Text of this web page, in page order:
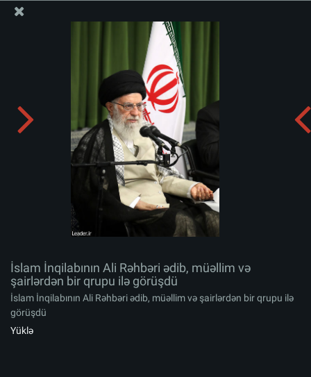
Ali Məqamlı Rəhbərin informasiya bloku
İslam İnqilabının Ali Rəhbəri ədib, müəllim və şairlərdən
bir qrupu ilə görüşdü
İslam İnqilabının Ali Rəhbəri ədib, müəllim və
şairlərdən bir qrupu ilə görüşdü
İslam İnqilabının Ali Rəhbəri ədib, müəllim və şairlərdən bir qrupu ilə
görüşdü
Yüklə